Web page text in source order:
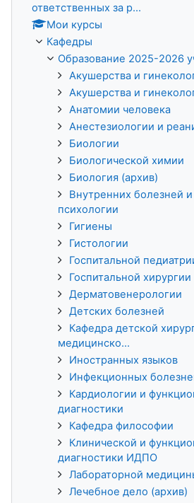
ответственных за р...
Мои курсы
Кафедры
Образование 2025-2026
Акушерства и
Акушерства и
Анатомии человека
Анестезиологии и
Биологии
Биологической химии
Биология (архив)
Внутренних болезней
психологии
Гигиены
Гистологии
Госпитальной
Госпитальной хирургии
Дерматовенерологии
Детских болезней
Кафедра детской
медицинско...
Иностранных языков
Инфекционных
Кардиологии и
диагностики
Кафедра философии
Клинической и
диагностики ИДПО
Лабораторной
Лечебное дело (архив)